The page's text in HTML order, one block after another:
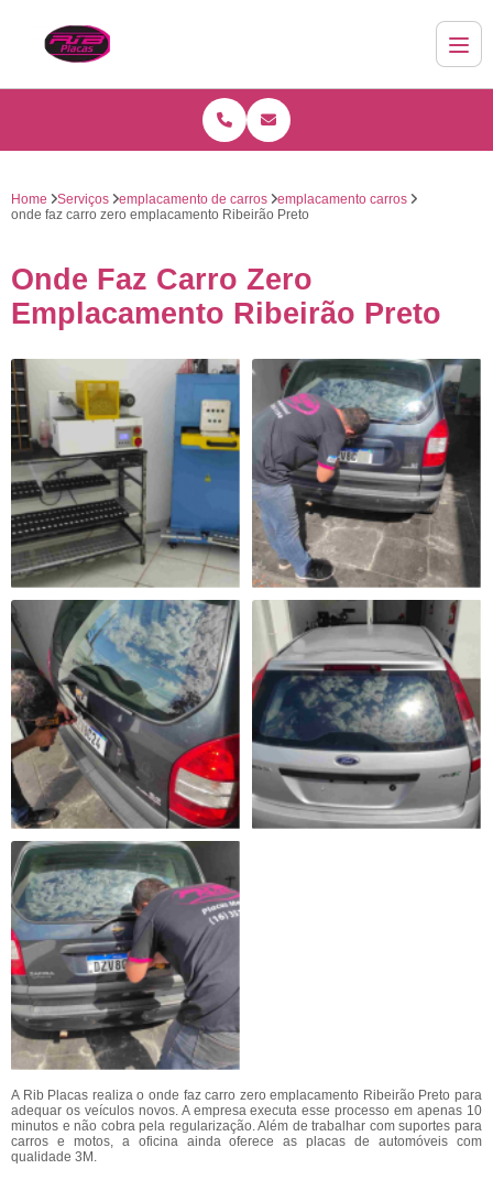
Home Serviços emplacamento de carros
emplacamento carros
onde faz carro zero emplacamento Ribeirão Preto
Onde Faz Carro Zero
Emplacamento Ribeirão Preto
A Rib Placas realiza o onde faz carro zero emplacamento Ribeirão Preto para
adequar os veículos novos. A empresa executa esse processo em apenas 10
minutos e não cobra pela regularização. Além de trabalhar com suportes para
carros e motos, a oficina ainda oferece as placas de automóveis com
qualidade 3M.